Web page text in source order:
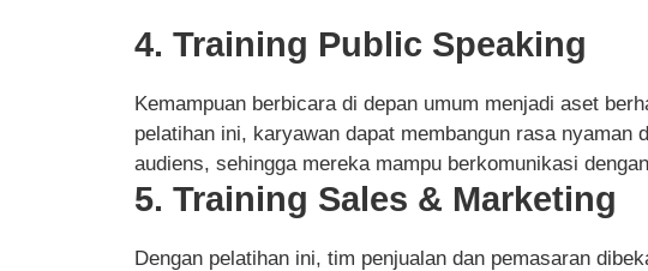
4. Training Public Speaking
Kemampuan berbicara di depan umum menjadi aset
pelatihan ini, karyawan dapat membangun rasa nyaman
audiens, sehingga mereka mampu berkomunikasi
5. Training Sales & Marketing
Dengan pelatihan ini, tim penjualan dan pemasaran